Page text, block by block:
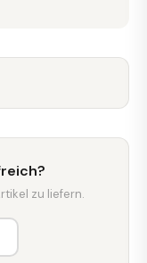
zu liefern.